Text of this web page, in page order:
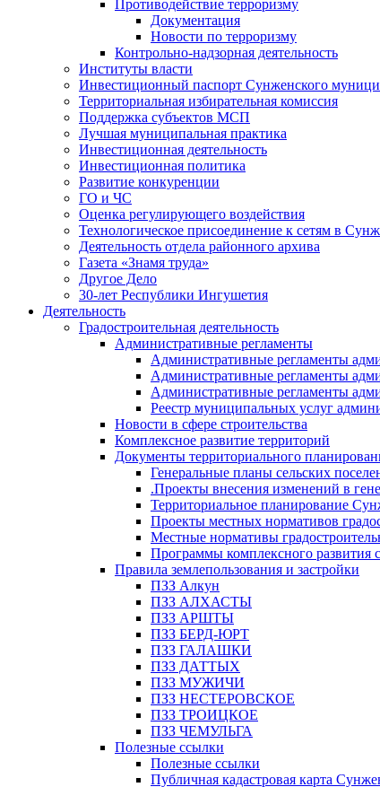
Противодействие терроризму
Документация
Новости по терроризму
Контрольно-надзорная деятельность
Институты власти
Инвестиционный паспорт Сунженского
Территориальная избирательная комиссия
Поддержка субъектов МСП
Лучшая муниципальная практика
Инвестиционная деятельность
Инвестиционная политика
Развитие конкуренции
ГО и ЧС
Оценка регулирующего воздействия
Технологическое присоединение к сетям в
Деятельность отдела районного архива
Газета «Знамя труда»
Другое Дело
30-лет Республики Ингушетия
Деятельность
Градостроительная деятельность
Административные регламенты
Административные регламенты
Административные регламенты
Административные регламенты
Реестр муниципальных услуг
Новости в сфере строительства
Комплексное развитие территорий
Документы территориального
Генеральные планы сельских
.Проекты внесения изменений в
Территориальное планирование
Проекты местных нормативов
Местные нормативы
Программы комплексного развития
Правила землепользования и застройки
ПЗЗ Алкун
ПЗЗ АЛХАСТЫ
ПЗЗ АРШТЫ
ПЗЗ БЕРД-ЮРТ
ПЗЗ ГАЛАШКИ
ПЗЗ ДАТТЫХ
ПЗЗ МУЖИЧИ
ПЗЗ НЕСТЕРОВСКОЕ
ПЗЗ ТРОИЦКОЕ
ПЗЗ ЧЕМУЛЬГА
Полезные ссылки
Полезные ссылки
Публичная кадастровая карта